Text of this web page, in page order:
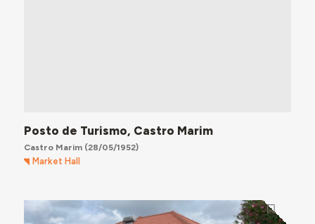
Posto de Turismo, Castro Marim
Castro Marim(28/05/1952)
Market Hall